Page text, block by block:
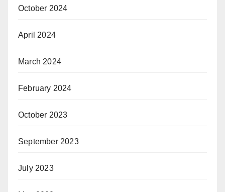
October 2024
April 2024
March 2024
February 2024
October 2023
September 2023
July 2023